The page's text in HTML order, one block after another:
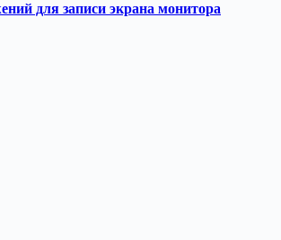
для записи экрана монитора